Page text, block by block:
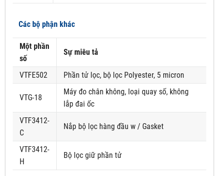
Các bộ phận khác
Một phần
số
Sự miêu tả
VTFE502 Phần tử lọc, bộ lọc Polyester, 5 micron
VTG-18
Máy đo chân không, loại quay số, không
lắp đai ốc
VTF3412-
C
Nắp bộ lọc hàng đầu w / Gasket
VTF3412-
H
Bộ lọc giữ phần tử